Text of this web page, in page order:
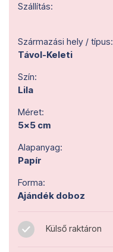
Szállítás:
Származási hely / típus:
Távol-Keleti
Szín:
Lila
Méret:
5x5 cm
Alapanyag:
Papír
Forma:
Ajándék doboz
Külső raktáron